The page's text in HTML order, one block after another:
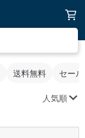
送料無料 セー
人気順